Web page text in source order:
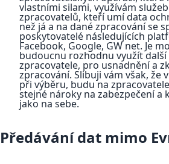
vlastními silami, využívám
zpracovatelů, kteří umí data
než já a na dané zpracování se
poskytovatelé následujících
Facebook, Google, GW net. Je
budoucnu rozhodnu využít další
zpracovatele, pro usnadnění a
zpracování. Slibuji vám však, že
při výběru, budu na
stejné nároky na zabezpečení a
jako na sebe.
Předávání dat mimo